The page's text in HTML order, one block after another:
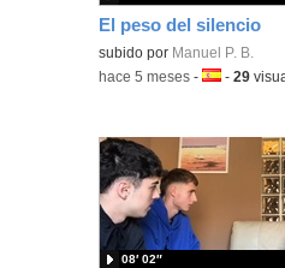
El peso del silencio
Contenido educativo.
subido por Manuel P. B.
-hace 5 meses -Idioma:
-29
08′ 02″